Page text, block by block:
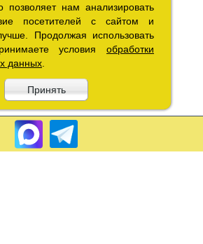
позволяет нам анализировать
посетителей с сайтом и
Продолжая использовать
условия обработки
данных
Принять
позволяет нам анализировать
посетителей с сайтом и
Продолжая использовать
условия обработки
данных
Принять